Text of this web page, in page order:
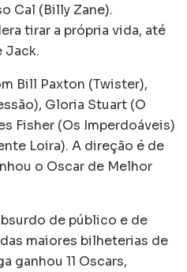
Cal (Billy Zane).
tirar a própria vida, até
Jack.
Bill Paxton (Twister),
Gloria Stuart (O
Fisher (Os Imperdoáveis)
Loira). A direção é de
o Oscar de Melhor
de público e de
maiores bilheterias de
ganhou 11 Oscars,